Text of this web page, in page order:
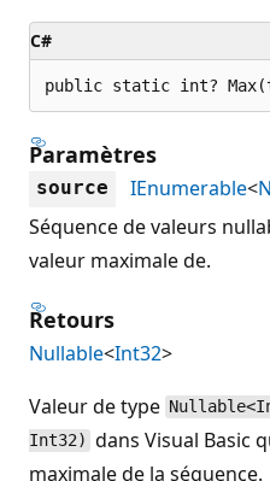
C#
public static int?
Paramètres
source IEnumerable<
Séquence de valeurs
valeur maximale de.
Retours
Nullable<Int32>
Valeur de type
Int32) dans Visual Basic
maximale de la séquence.